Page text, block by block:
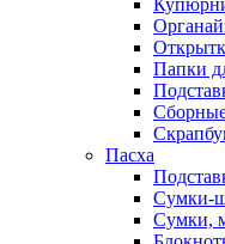
Папки
Пасха
Сумки-
Сумки,